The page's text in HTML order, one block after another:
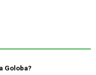
Goloba?